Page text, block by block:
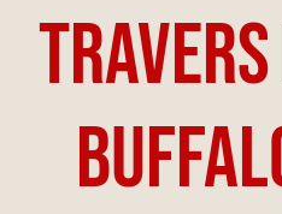
travers